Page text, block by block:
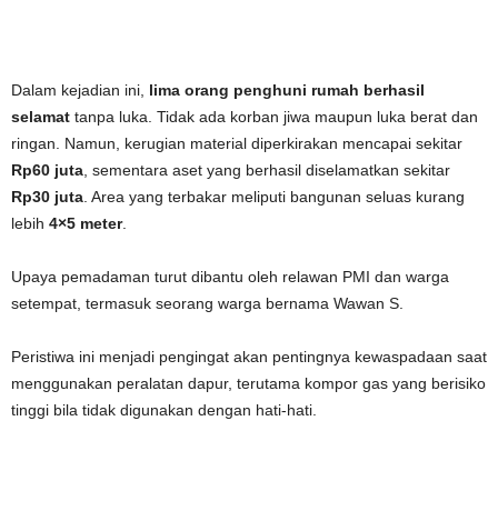
Dalam kejadian ini, lima orang penghuni rumah berhasil
selamat tanpa luka. Tidak ada korban jiwa maupun luka berat dan
ringan. Namun, kerugian material diperkirakan mencapai sekitar
Rp60 juta, sementara aset yang berhasil diselamatkan sekitar
Rp30 juta. Area yang terbakar meliputi bangunan seluas kurang
lebih 4×5 meter.
Upaya pemadaman turut dibantu oleh relawan PMI dan warga
setempat, termasuk seorang warga bernama Wawan S.
Peristiwa ini menjadi pengingat akan pentingnya kewaspadaan saat
menggunakan peralatan dapur, terutama kompor gas yang berisiko
tinggi bila tidak digunakan dengan hati-hati.